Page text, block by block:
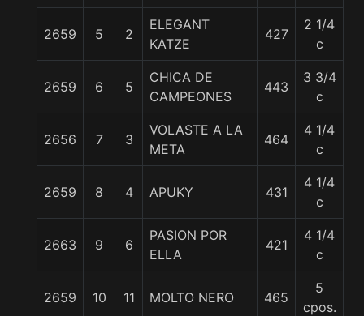
2659 5 2
ELEGANT
KATZE
427
2 1/4
c
2659 6 5
CHICA DE
CAMPEONES
443
3 3/4
c
2656 7 3
VOLASTE A LA
META
464
4 1/4
c
2659 8 4 APUKY 431
4 1/4
c
2663 9 6
PASION POR
ELLA
421
4 1/4
c
2659 10 11 MOLTO NERO 465
5
cpos.